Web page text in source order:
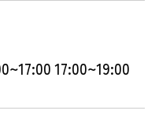
17:00~19:00